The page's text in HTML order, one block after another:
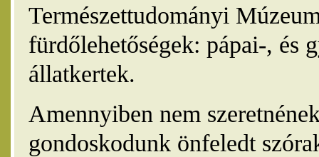
Természettudományi
fürdőlehetőségek: pápai-, és
állatkertek.
Amennyiben nem
gondoskodunk önfeledt